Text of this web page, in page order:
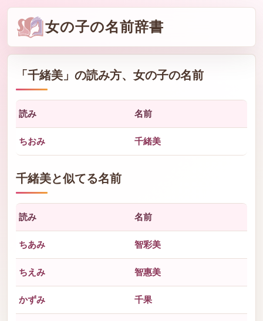
女の子の名前辞書
「千緒美 」の読み方、女の子の名前
読み 名前
ちおみ 千緒美
千緒美と似てる名前
読み 名前
ちあみ 智彩美
ちえみ 智惠美
かずみ 千果